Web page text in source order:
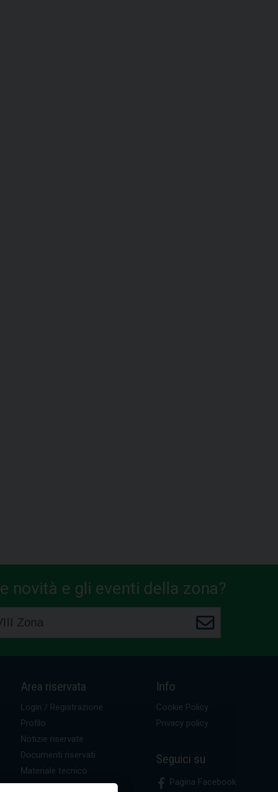
novità e gli eventi della zona?
Area riservata
Login / Registrazione
Profilo
Notizie riservate
Documenti riservati
Materiale tecnico
Info
Cookie Policy
Privacy policy
Seguici su
Pagina Facebook